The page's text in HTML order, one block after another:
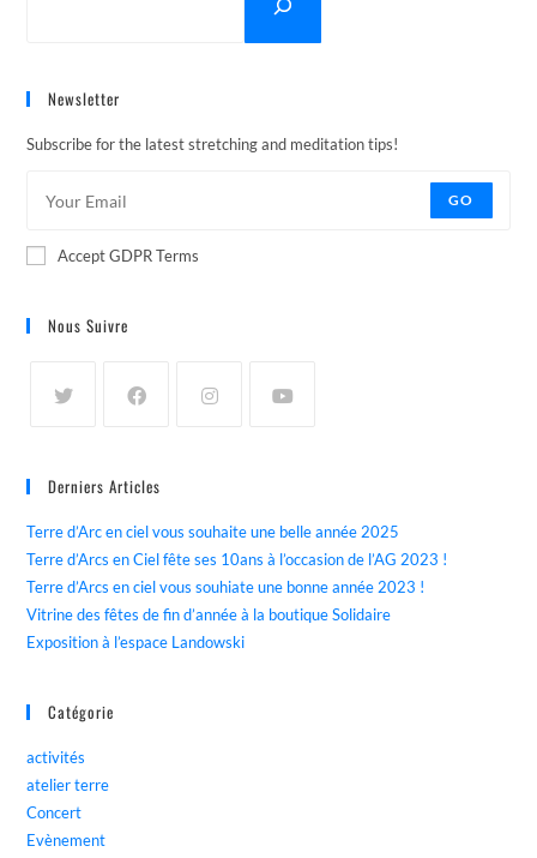
Newsletter
Subscribe for the latest stretching and meditation tips!
GO
Accept GDPR Terms
Nous Suivre
Derniers Articles
Terre d’Arc en ciel vous souhaite une belle année 2025
Terre d’Arcs en Ciel fête ses 10ans à l’occasion de l’AG 2023 !
Terre d’Arcs en ciel vous souhiate une bonne année 2023 !
Vitrine des fêtes de fin d’année à la boutique Solidaire
Exposition à l’espace Landowski
Catégorie
activités
atelier terre
Concert
Evènement